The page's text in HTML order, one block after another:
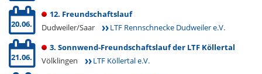
12. Freundschaftslauf
20.06.
Dudweiler/Saar
LTF Rennschnecke Dudweiler e.V.
3. Sonnwend-Freundschaftslauf der LTF Köllertal
21.06.
Völklingen
LTF Köllertal e.V.